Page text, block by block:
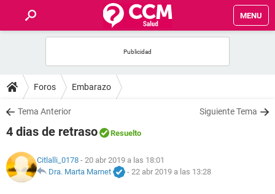
MENU
FOROS
SALUD
NUTRICIÓN
Foros Embarazo
Tema Anterior Siguiente Tema
4 dias de retraso Resuelto
Citlalli_0178 - 20 abr 2019 a las 18:01
Dra. Marta Marnet
- 22 abr 2019 a las 13:28